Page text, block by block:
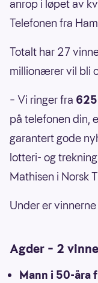
anrop i løpet av
Telefonen fra
Totalt har 27
millionærer vil bli
– Vi ringer fra
på telefonen din,
garantert gode
lotteri- og
Mathisen i Norsk
Under er
Agder – 2
Mann i 50-åra